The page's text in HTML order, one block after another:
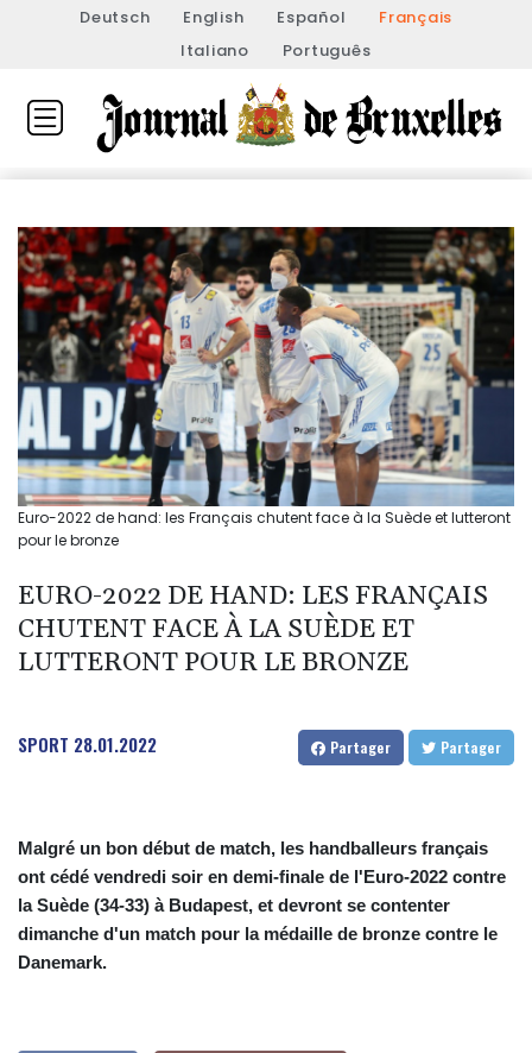
Deutsch English Español
Français
Italiano
Português
Euro-2022 de hand: les Français chutent face à la Suède et lutteront
pour le bronze
EURO-2022 DE HAND: LES FRANÇAIS
CHUTENT FACE À LA SUÈDE ET
LUTTERONT POUR LE BRONZE
SPORT 28.01.2022 Partager Partager
Malgré un bon début de match, les handballeurs français
ont cédé vendredi soir en demi-finale de l'Euro-2022 contre
la Suède (34-33) à Budapest, et devront se contenter
dimanche d'un match pour la médaille de bronze contre le
Danemark.